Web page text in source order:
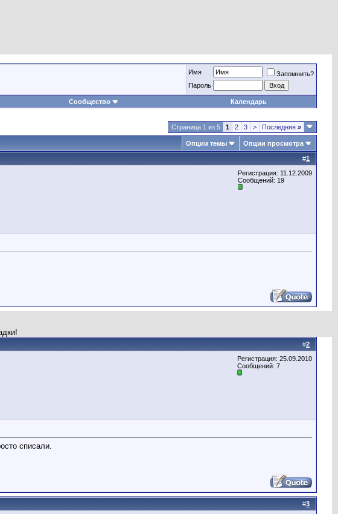
Имя
Запомнить?
Пароль
Сообщество Календарь
Страница 1 из 5 1 2 3 > Последняя »
Опции темы Опции просмотра
#1
Регистрация: 11.12.2009
Сообщений: 19
#2
Регистрация: 25.09.2010
Сообщений: 7
списали.
#3